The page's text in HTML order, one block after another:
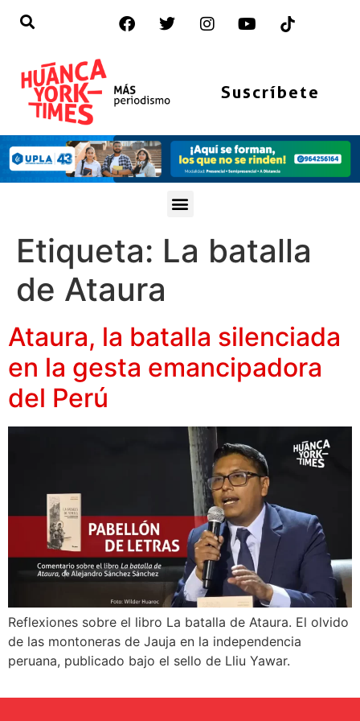
Suscríbete
Etiqueta: La batalla
de Ataura
Ataura, la batalla silenciada
en la gesta emancipadora
del Perú
Reflexiones sobre el libro La batalla de Ataura. El olvido
de las montoneras de Jauja en la independencia
peruana, publicado bajo el sello de Lliu Yawar.